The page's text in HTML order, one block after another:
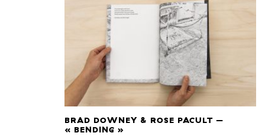
BRAD DOWNEY & ROSE PACULT –
« BENDING »